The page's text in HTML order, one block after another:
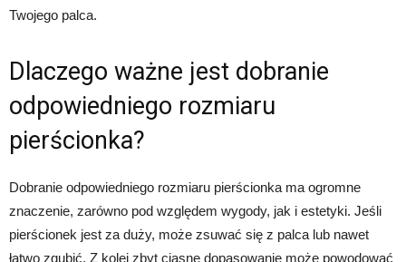
Twojego palca.
Dlaczego ważne jest dobranie
odpowiedniego rozmiaru
pierścionka?
Dobranie odpowiedniego rozmiaru pierścionka ma ogromne
znaczenie, zarówno pod względem wygody, jak i estetyki. Jeśli
pierścionek jest za duży, może zsuwać się z palca lub nawet
łatwo zgubić. Z kolei zbyt ciasne dopasowanie może powodować